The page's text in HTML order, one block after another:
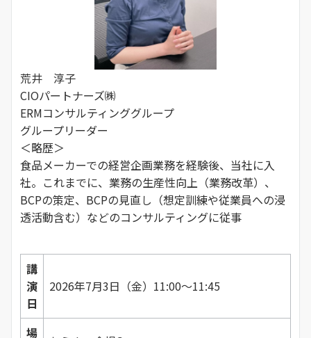
荒井 淳子
CIOパートナーズ㈱
ERMコンサルティンググループ
グループリーダー
＜略歴＞
食品メーカーでの経営企画業務を経験後、当社に入
社。これまでに、業務の生産性向上（業務改革）、
BCPの策定、BCPの見直し（想定訓練や従業員への浸
透活動含む）などのコンサルティングに従事
講
演
日
2026年7月3日（金）11:00～11:45
場